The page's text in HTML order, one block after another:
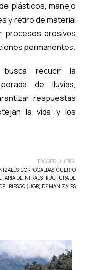
plásticos, manejo
y retiro de material
procesos erosivos
permanentes.
reducir la
de lluvias,
respuestas
la vida y los
TAGGED UNDER:
, CORPOCALDAS, CUERPO
DE INFRAESTRUCTURA DE
RIESGO (UGR) DE MANIZALES